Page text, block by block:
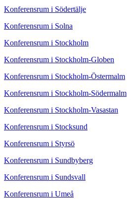
Konferensrum i Södertälje
Konferensrum i Solna
Konferensrum i Stockholm
Konferensrum i Stockholm-Globen
Konferensrum i Stockholm-Östermalm
Konferensrum i Stockholm-Södermalm
Konferensrum i Stockholm-Vasastan
Konferensrum i Stocksund
Konferensrum i Styrsö
Konferensrum i Sundbyberg
Konferensrum i Sundsvall
Konferensrum i Umeå